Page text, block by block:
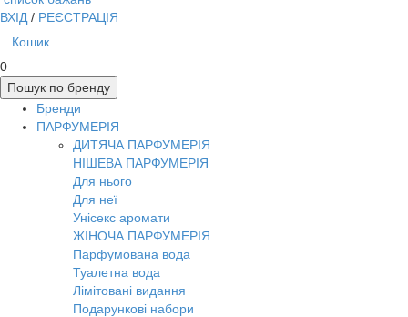
ВХІД / РЕЄСТРАЦІЯ
Кошик
0
Пошук по бренду
Бренди
ПАРФУМЕРІЯ
ДИТЯЧА ПАРФУМЕРІЯ
НІШЕВА ПАРФУМЕРІЯ
Для нього
Для неї
Унісекс аромати
ЖІНОЧА ПАРФУМЕРІЯ
Парфумована вода
Туалетна вода
Лімітовані видання
Подарункові набори